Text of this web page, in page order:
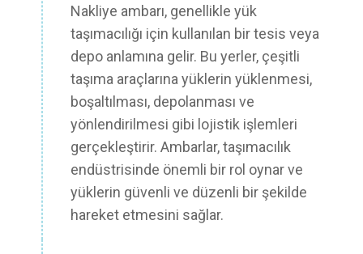
Nakliye ambarı, genellikle yük
taşımacılığı için kullanılan bir tesis veya
depo anlamına gelir. Bu yerler, çeşitli
taşıma araçlarına yüklerin yüklenmesi,
boşaltılması, depolanması ve
yönlendirilmesi gibi lojistik işlemleri
gerçekleştirir. Ambarlar, taşımacılık
endüstrisinde önemli bir rol oynar ve
yüklerin güvenli ve düzenli bir şekilde
hareket etmesini sağlar.